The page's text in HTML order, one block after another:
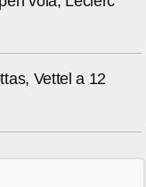
Vettel a 12